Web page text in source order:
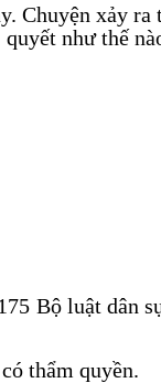
Chuyện xảy
như thế
Bộ luật dân
thẩm quyền.